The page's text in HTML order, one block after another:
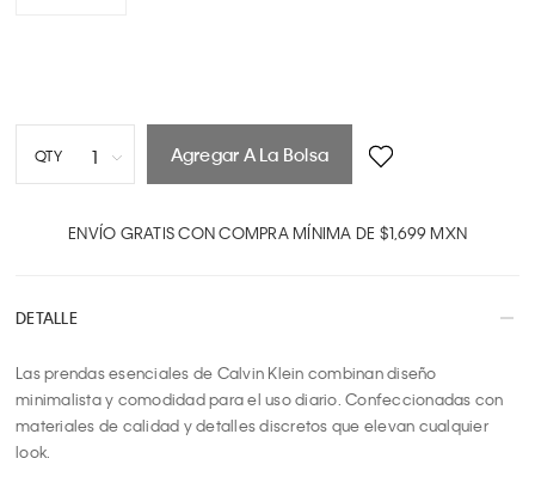
QTY 1
5
7
9
Agregar A La Bolsa
ENVÍO GRATIS CON COMPRA MÍNIMA DE $1,699 MXN
DETALLE
Las prendas esenciales de Calvin Klein combinan diseño
minimalista y comodidad para el uso diario. Confeccionadas con
materiales de calidad y detalles discretos que elevan cualquier
look.